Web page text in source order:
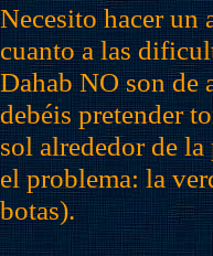
Necesito hacer un
cuanto a las
Dahab NO son de
debéis pretender
sol alrededor de
el problema: la
botas).